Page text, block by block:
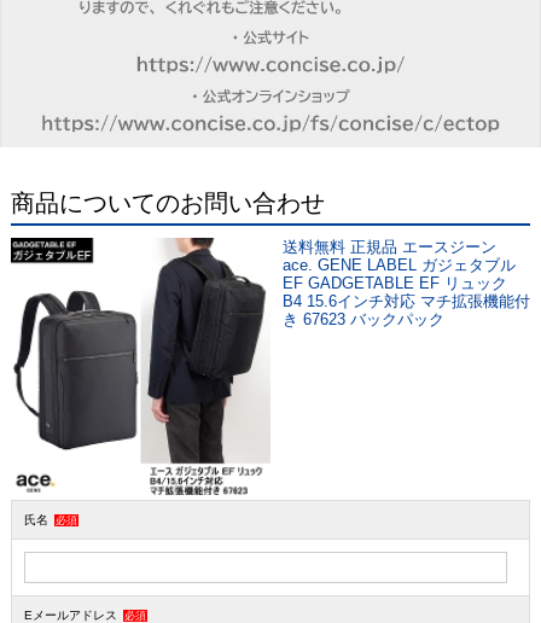
商品についてのお問い合わせ
送料無料 正規品 エースジーン
ace. GENE LABEL ガジェタブル
EF GADGETABLE EF リュック
B4 15.6インチ対応 マチ拡張機能付
き 67623 バックパック
氏名 必須
Eメールアドレス 必須